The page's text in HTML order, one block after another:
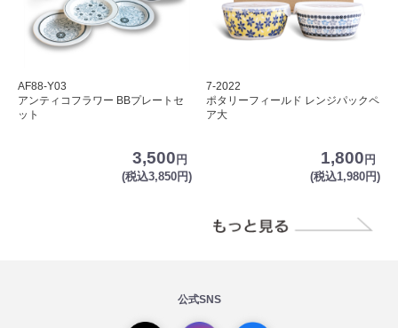
AF88-Y03
アンティコフラワー BBプレートセ
ット
3,500 円
(税込3,850円)
7-2022
ポタリーフィールド レンジパックペ
ア大
1,800 円
(税込1,980円)
公式SNS